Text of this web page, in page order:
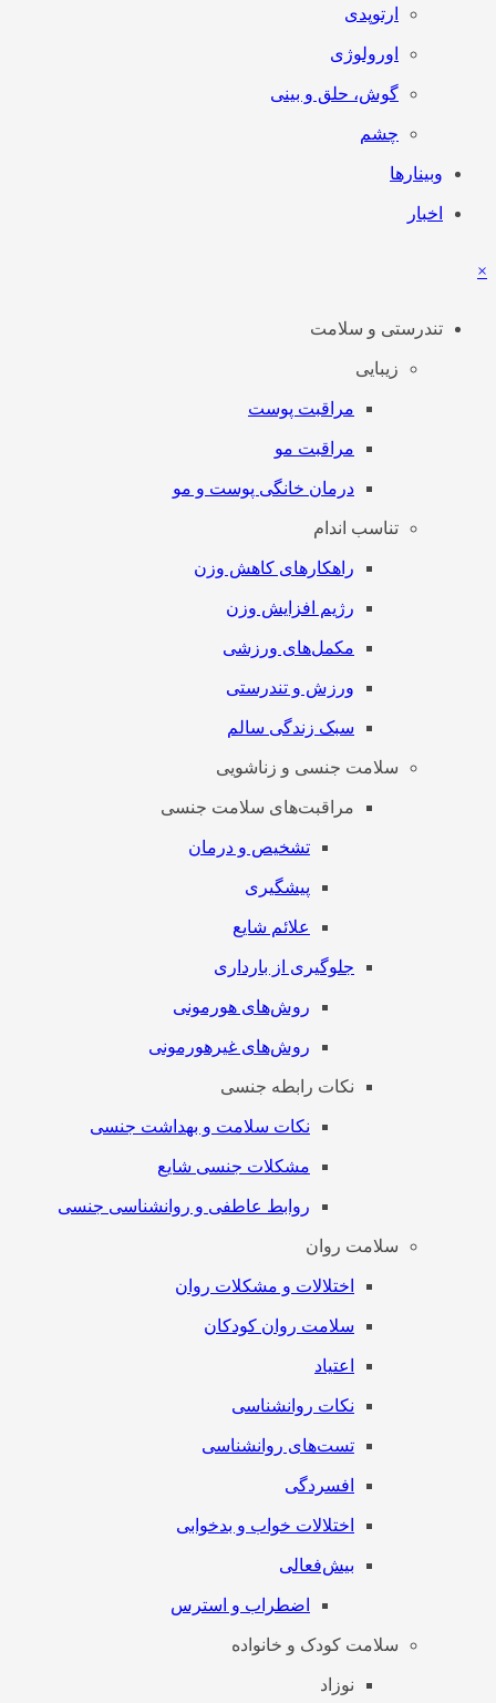
ارتوپدی
اورولوژی
گوش، حلق و بینی
چشم
وبینارها
اخبار
×
تندرستی و سلامت
زیبایی
مراقبت پوست
مراقبت مو
درمان خانگی پوست و مو
تناسب اندام
راهکارهای کاهش وزن
رژیم افزایش وزن
مکمل‌های ورزشی
ورزش و تندرستی
سبک زندگی سالم
سلامت جنسی و زناشویی
مراقبت‌های سلامت جنسی
تشخیص و درمان
پیشگیری
علائم شایع
جلوگیری از بارداری
روش‌های هورمونی
روش‌های غیرهورمونی
نکات رابطه جنسی
نکات سلامت و بهداشت جنسی
مشکلات جنسی شایع
روابط عاطفی و روانشناسی جنسی
سلامت روان
اختلالات و مشکلات روان
سلامت روان کودکان
اعتیاد
نکات روانشناسی
تست‌های روانشناسی
افسردگی
اختلالات خواب و بدخوابی
بیش‌فعالی
اضطراب و استرس
سلامت کودک و خانواده
نوزاد